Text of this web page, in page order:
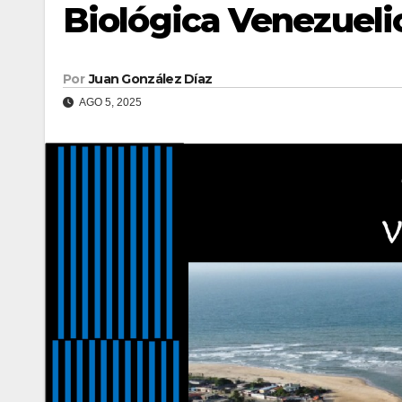
Biológica
Por Juan González Díaz
AGO 5, 2025